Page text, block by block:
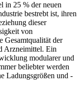
in 25 % der neuen
bestrebt ist, ihren
dieser
von
Gesamtqualität der
Arzneimittel. Ein
modularer und
beliebter werden
Ladungsgrößen und -